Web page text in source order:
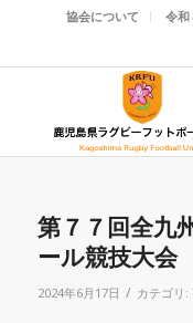
協会について 令和
第７７回全九
ール競技大会
2024年6月17日 / カテゴリ: